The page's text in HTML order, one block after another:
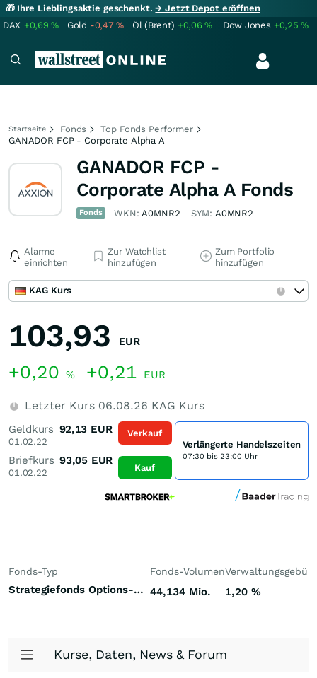
🎁 Ihre Lieblingsaktie geschenkt.→ Jetzt Depot eröffnen
DAX +0,69% Gold -0,47% Öl (Brent) +0,06% Dow Jones +0,25%
Startseite Fonds
Top Fonds Performer
GANADOR FCP - Corporate Alpha A
GANADOR FCP -
Corporate Alpha A Fonds
Fonds WKN:A0MNR2 SYM: A0MNR2
Alarme
einrichten
Zur Watchlist
hinzufügen
Zum Portfolio
hinzufügen
KAG Kurs
103,93 EUR
+0,20 % +0,21 EUR
Letzter Kurs 06.08.26 KAG Kurs
Geldkurs
01.02.22
92,13 EUR
Briefkurs
01.02.22
93,05 EUR
Verkauf
Kauf
Verlängerte Handelszeiten
07:30 bis 23:00 Uhr
Fonds-Typ
Strategiefonds Options-Strategie defensiv Welt
Fonds-Volumen
44,134 Mio. 1,20 %
Kurse, Daten, News & Forum